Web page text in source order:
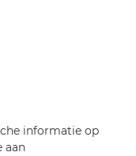
informatie op
aan